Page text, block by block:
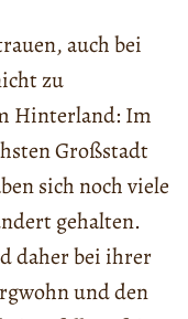
auch bei
zu
Hinterland: Im
Großstadt
sich noch viele
gehalten.
daher bei ihrer
und den